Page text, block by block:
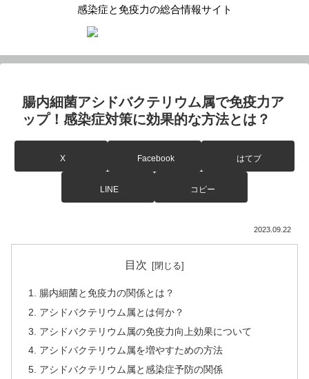
感染症と免疫力の総合情報サイト
腸内細菌アシドバクテリウム属で免疫力ア
ップ！感染症対策に効果的な方法とは？
X Facebook はてブ
LINE コピー
2023.09.22
目次
腸内細菌と免疫力の関係とは？
アシドバクテリウム属とは何か？
アシドバクテリウム属の免疫力向上効果について
アシドバクテリウム属を増やすための方法
アシドバクテリウム属と感染症予防の関係